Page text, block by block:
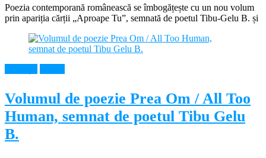
Poezia contemporană românească se îmbogățește cu un nou volum
prin apariția cărții „Aproape Tu”, semnată de poetul Tibu-Gelu B. și
Volumul de poezie Prea Om / All Too
Human, semnat de poetul Tibu Gelu
B.